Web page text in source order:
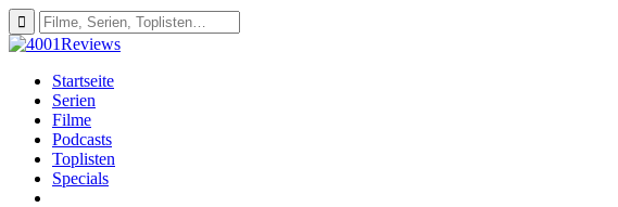
Startseite
Serien
Filme
Podcasts
Toplisten
Specials